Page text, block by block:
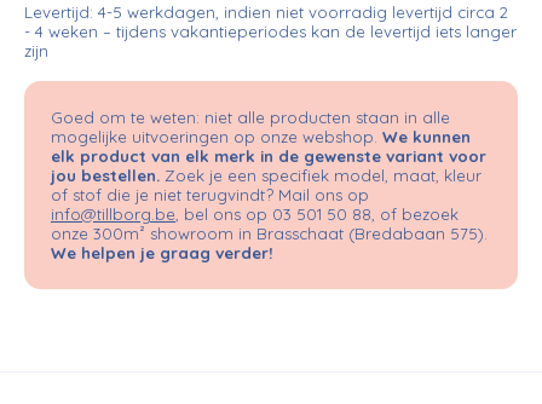
Levertijd: 4-5 werkdagen, indien niet voorradig levertijd circa 2
- 4 weken – tijdens vakantieperiodes kan de levertijd iets langer
zijn
Goed om te weten: niet alle producten staan in alle
mogelijke uitvoeringen op onze webshop. We kunnen
elk product van elk merk in de gewenste variant voor
jou bestellen. Zoek je een specifiek model, maat, kleur
of stof die je niet terugvindt? Mail ons op
info@tillborg.be , bel ons op 03 501 50 88, of bezoek
onze 300m² showroom in Brasschaat (Bredabaan 575).
We helpen je graag verder!